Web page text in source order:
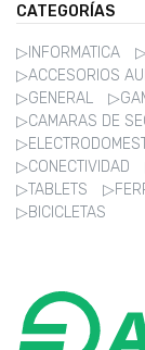
CATEGORÍAS
▷INFORMATICA
▷ACCESORIOS
▷GENERAL
▷CAMARAS DE
▷CONECTIVIDAD
▷TABLETS
▷BICICLETAS